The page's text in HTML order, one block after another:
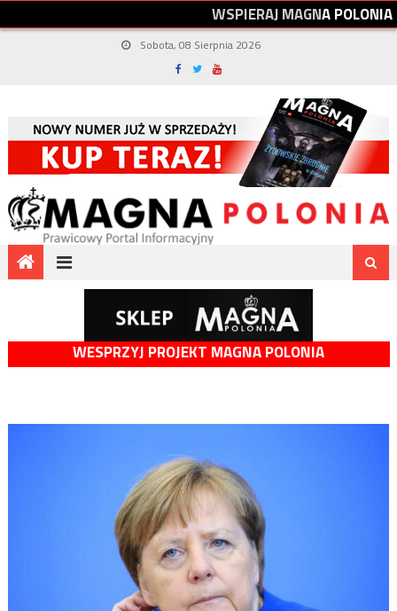
WSPIERAJMAGNAPOLONIA
Sobota, 08 Sierpnia 2026
WESPRZYJ PROJEKT MAGNA POLONIA